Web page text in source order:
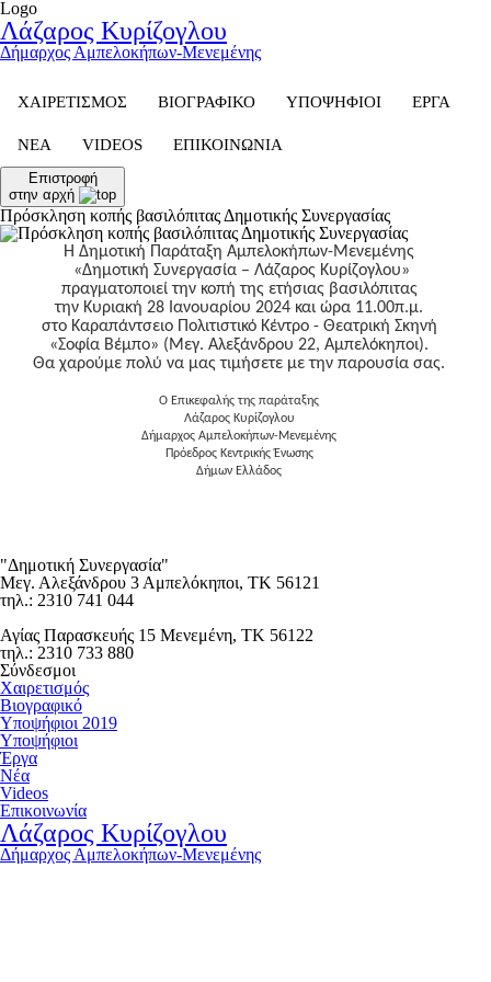
Logo
Λάζαρος Κυρίζογλου
Δήμαρχος Αμπελοκήπων-Μενεμένης
ΧΑΙΡΕΤΙΣΜΟΣ ΒΙΟΓΡΑΦΙΚΟ ΥΠΟΨΗΦΙΟΙ ΕΡΓΑ
ΝΕΑ VIDEOS ΕΠΙΚΟΙΝΩΝΙΑ
Επιστροφή
στην αρχή
Πρόσκληση κοπής βασιλόπιτας Δημοτικής Συνεργασίας
Η Δημοτική Παράταξη Αμπελοκήπων-Μενεμένης
«Δημοτική Συνεργασία – Λάζαρος Κυρίζογλου»
πραγματοποιείτην κοπή της ετήσιας βασιλόπιτας
την Κυριακή 28 Ιανουαρίου 2024 και ώρα 11.00π.μ.
στο Καραπάντσειο
Πολιτιστικό Κέντρο - Θεατρική Σκηνή
«Σοφία Βέμπο» (Μεγ. Αλεξάνδρου 22, Αμπελόκηποι).
Θα χαρούμε πολύ να μας τιμήσετε με την παρουσία σας.
Ο Επικεφαλής της παράταξης
Λάζαρος Κυρίζογλου
Δήμαρχος Αμπελοκήπων-Μενεμένης
Πρόεδρος Κεντρικής Ένωσης
Δήμων Ελλάδoς
"Δημοτική Συνεργασία"
Μεγ. Αλεξάνδρου 3 Αμπελόκηποι, ΤΚ 56121
τηλ.: 2310 741 044
Αγίας Παρασκευής 15 Μενεμένη, ΤΚ 56122
τηλ.: 2310 733 880
Σύνδεσμοι
Χαιρετισμός
Βιογραφικό
Υποψήφιοι 2019
Υποψήφιοι
Έργα
Νέα
Videos
Επικοινωνία
Λάζαρος Κυρίζογλου
Δήμαρχος Αμπελοκήπων-Μενεμένης